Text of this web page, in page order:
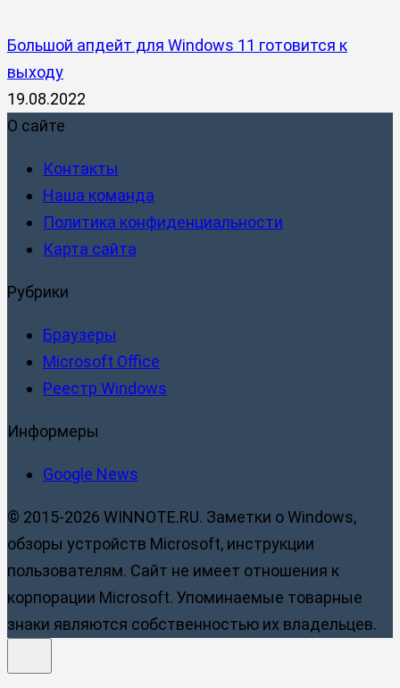
Большой апдейт для Windows 11 готовится к
выходу
19.08.2022
О сайте
Контакты
Наша команда
Политика конфиденциальности
Карта сайта
Рубрики
Браузеры
Microsoft Office
Реестр Windows
Информеры
Google News
© 2015-2026 WINNOTE.RU. Заметки о Windows,
обзоры устройств Microsoft, инструкции
пользователям. Сайт не имеет отношения к
корпорации Microsoft. Упоминаемые товарные
знаки являются собственностью их владельцев.